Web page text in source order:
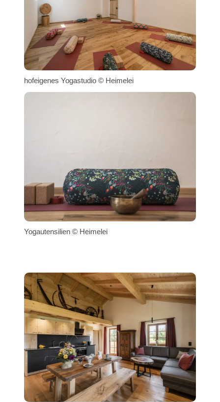
hofeigenes Yogastudio © Heimelei
Yogautensilien © Heimelei